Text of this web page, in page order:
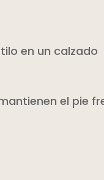
en un calzado
el pie